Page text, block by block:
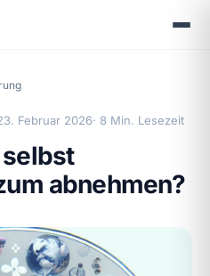
Februar 2026· 8 Min. Lesezeit
selbst
abnehmen?